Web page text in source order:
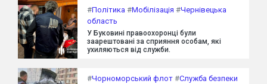
#Політика #Мобілізація #Чернівецька
область
У Буковині правоохоронці були
заарештовані за сприяння особам, які
ухиляються від служби.
#Чорноморський флот #Служба безпеки